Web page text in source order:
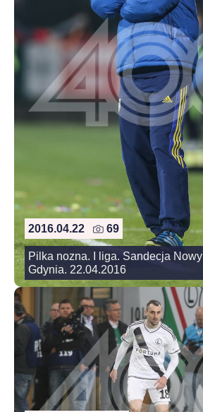
2016.04.22 69
Pilka nozna. I liga. Sandecja
Gdynia. 22.04.2016